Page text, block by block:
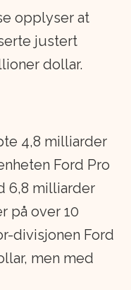
opplyser at
justert
dollar.
4,8 milliarder
Ford Pro
6,8 milliarder
på over 10
divisjonen Ford
men med